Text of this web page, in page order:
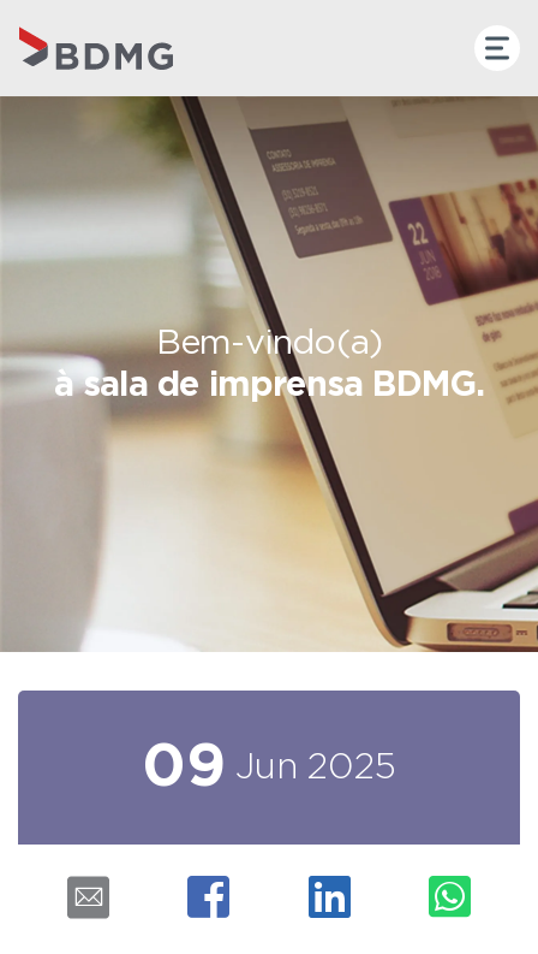
Bem-vindo(a)
à sala de imprensa BDMG.
09 Jun 2025